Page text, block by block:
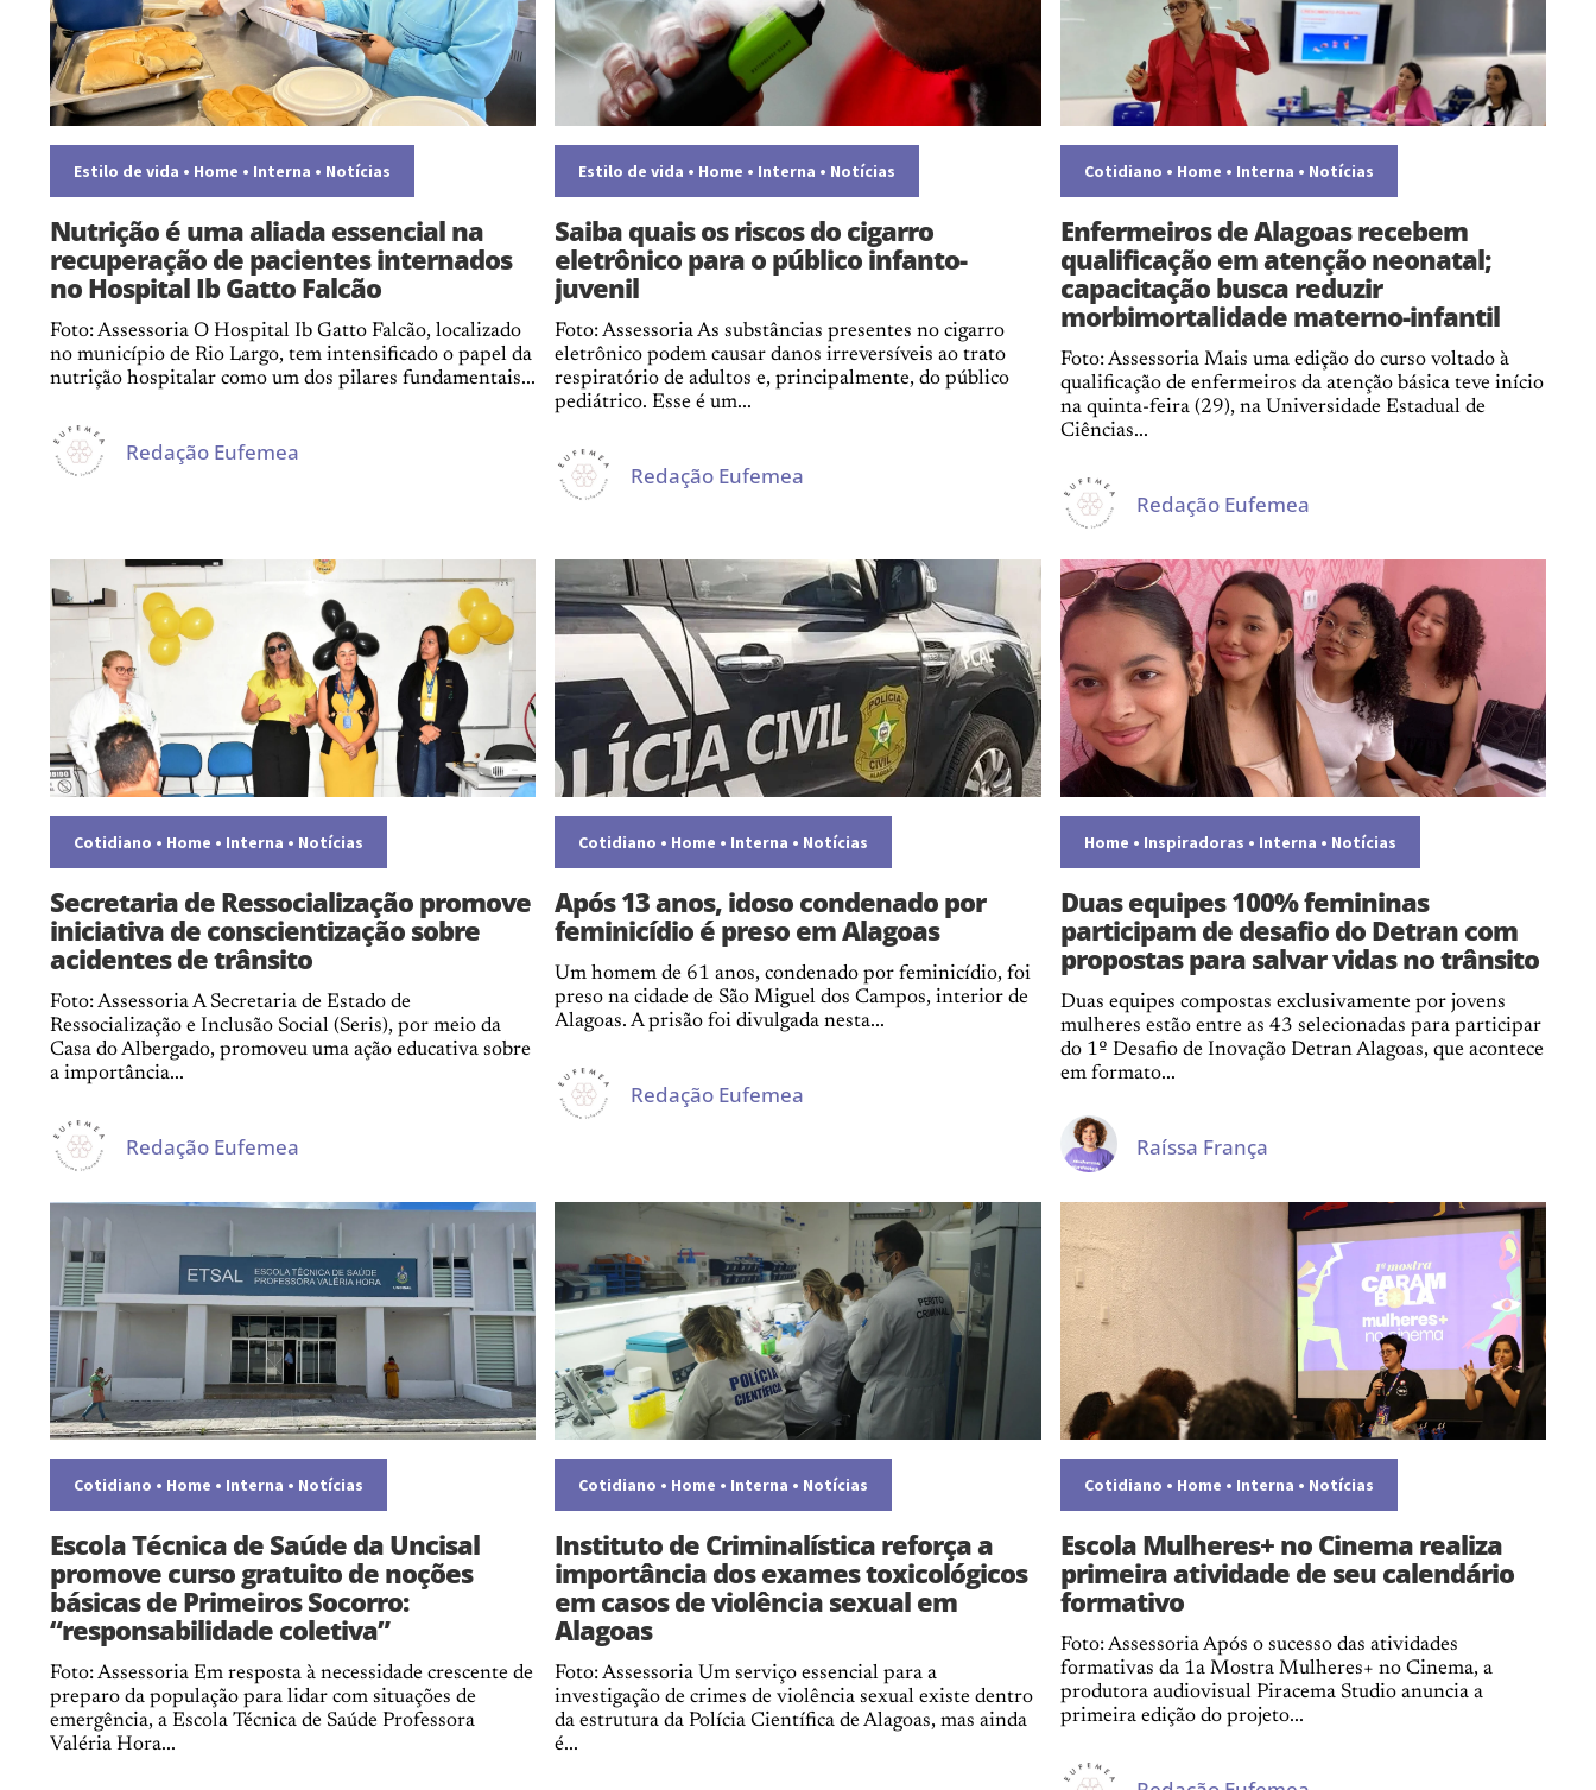
Estilo de vida • Home • Interna • Notícias
Nutrição é uma aliada essencial na
recuperação de pacientes internados
no Hospital Ib Gatto Falcão
Foto: Assessoria O Hospital Ib Gatto Falcão, localizado
no município de Rio Largo, tem intensificado o papel da
nutrição hospitalar como um dos pilares fundamentais...
Redação Eufemea
Estilo de vida • Home • Interna • Notícias
Saiba quais os riscos do cigarro
eletrônico para o público infanto-
juvenil
Foto: Assessoria As substâncias presentes no cigarro
eletrônico podem causar danos irreversíveis ao trato
respiratório de adultos e, principalmente, do público
pediátrico. Esse é um...
Redação Eufemea
Cotidiano • Home • Interna • Notícias
Enfermeiros de Alagoas recebem
qualificação em atenção neonatal;
capacitação busca reduzir
morbimortalidade materno-infantil
Foto: Assessoria Mais uma edição do curso voltado à
qualificação de enfermeiros da atenção básica teve início
na quinta-feira (29), na Universidade Estadual de
Ciências...
Redação Eufemea
Cotidiano • Home • Interna • Notícias
Secretaria de Ressocialização promove
iniciativa de conscientização sobre
acidentes de trânsito
Foto: Assessoria A Secretaria de Estado de
Ressocialização e Inclusão Social (Seris), por meio da
Casa do Albergado, promoveu uma ação educativa sobre
a importância...
Redação Eufemea
Cotidiano • Home • Interna • Notícias
Após 13 anos, idoso condenado por
feminicídio é preso em Alagoas
Um homem de 61 anos, condenado por feminicídio, foi
preso na cidade de São Miguel dos Campos, interior de
Alagoas. A prisão foi divulgada nesta...
Redação Eufemea
Home • Inspiradoras • Interna • Notícias
Duas equipes 100% femininas
participam de desafio do Detran com
propostas para salvar vidas no trânsito
Duas equipes compostas exclusivamente por jovens
mulheres estão entre as 43 selecionadas para participar
do 1º Desafio de Inovação Detran Alagoas, que acontece
em formato...
Raíssa França
Cotidiano • Home • Interna • Notícias
Escola Técnica de Saúde da Uncisal
promove curso gratuito de noções
básicas de Primeiros Socorro:
“responsabilidade coletiva”
Foto: Assessoria Em resposta à necessidade crescente de
preparo da população para lidar com situações de
emergência, a Escola Técnica de Saúde Professora
Valéria Hora...
Cotidiano • Home • Interna • Notícias
Instituto de Criminalística reforça a
importância dos exames toxicológicos
em casos de violência sexual em
Alagoas
Foto: Assessoria Um serviço essencial para a
investigação de crimes de violência sexual existe dentro
da estrutura da Polícia Científica de Alagoas, mas ainda
é...
Cotidiano • Home • Interna • Notícias
Escola Mulheres+ no Cinema realiza
primeira atividade de seu calendário
formativo
Foto: Assessoria Após o sucesso das atividades
formativas da 1a Mostra Mulheres+ no Cinema, a
produtora audiovisual Piracema Studio anuncia a
primeira edição do projeto...